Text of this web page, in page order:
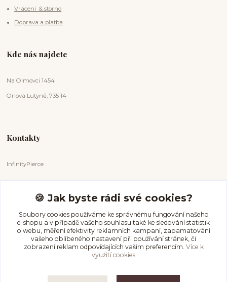
Vrácení & storno
Doprava a platba
Kde nás najdete
Na Olmovci 1454
Orlová Lutyně, 735 14
Kontakty
InfinityPierce
+420 731 681 038
(Po-Ne, 9-18 hod.)
info@infinitypierce.cz
🍪 Jak byste rádi své cookies?
Soubory cookies používáme ke správnému fungování našeho
e-shopu a v případě vašeho souhlasu také ke sledování statistik
o webu, měření efektivity reklamních kampaní, zapamatování
vašeho oblíbeného nastavení při používání stránek, či
zobrazení reklam odpovídajících vašim preferencím. Více k
využití cookies